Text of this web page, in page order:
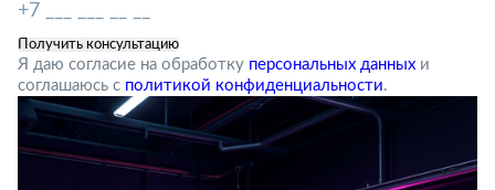
Я даю согласие на обработку персональных данных и
соглашаюсь с политикой конфиденциальности.